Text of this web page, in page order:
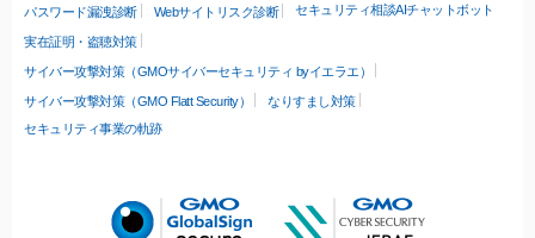
パスワード漏洩診断 Webサイトリスク診断 セキュリティ相談AIチャットボット
実在証明・盗聴対策
サイバー攻撃対策（GMOサイバーセキュリティ byイエラエ）
サイバー攻撃対策（GMO Flatt Security）
なりすまし対策
セキュリティ事業の軌跡